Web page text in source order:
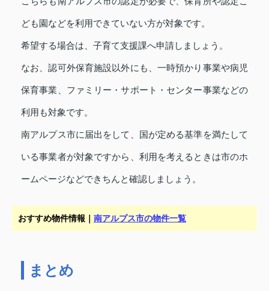
ども園などを利用できていない方が対象です。
希望する場合は、子育て支援課へ申請しましょう。
なお、認可外保育施設以外にも、一時預かり事業や病児
保育事業、ファミリー・サポート・センター事業などの
利用も対象です。
南アルプス市に届出をして、国が定める基準を満たして
いる事業者が対象ですから、利用を考えるときは市のホ
ームページなどできちんと確認しましょう。
おすすめ物件情報｜ 南アルプス市の物件一覧
まとめ